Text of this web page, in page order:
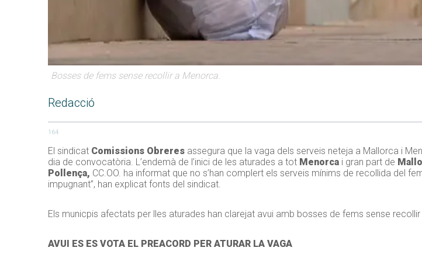
Bosses de fems sense recollir a Menorca.
Redacció
164
El sindicat Comissions Obreres assegura que la vaga dels serveis neteja a Mallorca i
dia de convocatòria. L’endemà de l’inici de les aturades a tot Menorca i gran part de
Pollença, CC.OO. ha informat que no s’han complert els serveis mínims de recollida del
impugnant”, han explicat fonts del sindicat.
Els municpis afectats per lles aturades han clarejat avui amb bosses de fems sense
AVUI ES ES VOTA EL PREACORD PER ATURAR LA VAGA